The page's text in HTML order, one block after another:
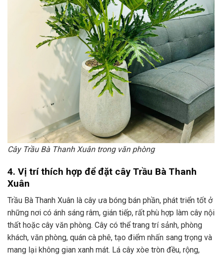
Cây Trầu Bà Thanh Xuân trong văn phòng
4. Vị trí thích hợp để đặt cây Trầu Bà Thanh
Xuân
Trầu Bà Thanh Xuân là cây ưa bóng bán phần, phát triển tốt ở
những nơi có ánh sáng râm, gián tiếp, rất phù hợp làm cây nội
thất hoặc cây văn phòng. Cây có thể trang trí sảnh, phòng
khách, văn phòng, quán cà phê, tạo điểm nhấn sang trọng và
mang lại không gian xanh mát. Lá cây xòe tròn đều, rộng,